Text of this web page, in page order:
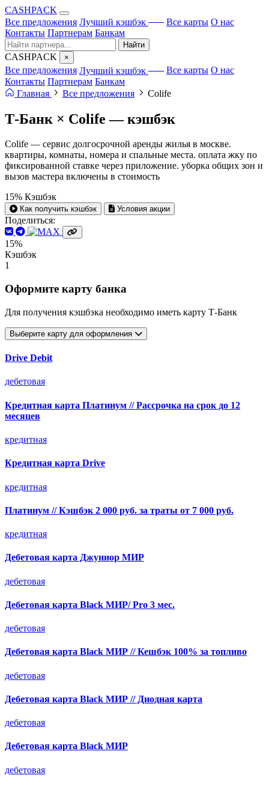
CASHPACK
Все предложения Лучший кэшбэк Все карты О нас
Контакты Партнерам Банкам
Найти
CASHPACK ×
Все предложения Лучший кэшбэк Все карты О нас
Контакты Партнерам Банкам
Главная
Все предложения Colife
Т-Банк × Colife —кэшбэк
Colife — сервис долгосрочной аренды жилья в москве.
квартиры, комнаты, номера и спальные места. оплата жку по
фиксированной ставке через приложение. уборка общих зон и
вызов мастера включены в стоимость
15% Кэшбэк
Как получить кэшбэк Условия акции
Поделиться:
15%
Кэшбэк
1
Оформите карту банка
Для получения кэшбэка необходимо иметь карту Т-Банк
Выберите карту для оформления
Drive Debit
дебетовая
Кредитная карта Платинум // Рассрочка на срок до 12
месяцев
кредитная
Кредитная карта Drive
кредитная
Платинум // Кэшбэк 2 000 руб. за траты от 7 000 руб.
кредитная
Дебетовая карта Джуниор МИР
дебетовая
Дебетовая карта Black МИР/ Pro 3 мес.
дебетовая
Дебетовая карта Black МИР // Кешбэк 100% за топливо
дебетовая
Дебетовая карта Black МИР // Диодная карта
дебетовая
Дебетовая карта Black МИР
дебетовая